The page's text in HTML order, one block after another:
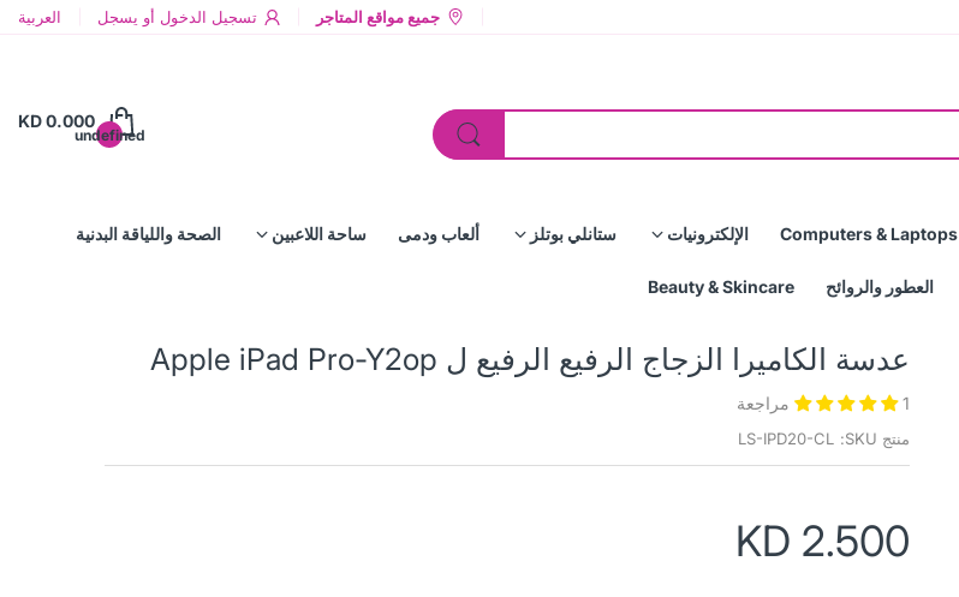
جميع مواقع المتاجر تسجيل الدخول أو يسجل العربية
undefined
KD 0.000
Computers & Laptops الإلكترونيات ستانلي بوتلز ألعاب ودمى ساحة اللاعبين الصحة واللياقة البدنية
العطور والروائح Beauty & Skincare
عدسة الكاميرا الزجاج الرفيع الرفيع ل Apple iPad Pro-Y2op
1 مراجعة
منتج SKU: LS-IPD20-CL
KD 2.500